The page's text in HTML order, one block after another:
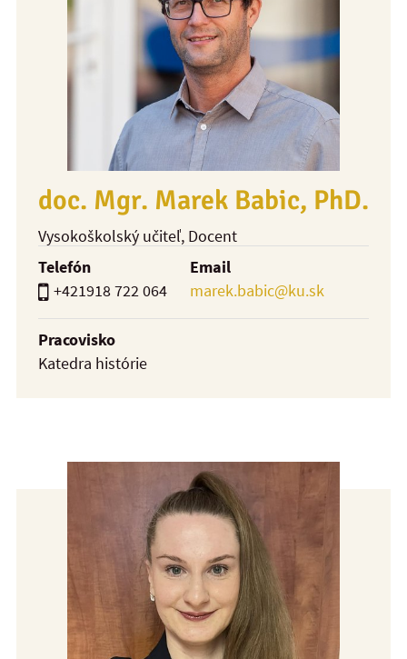
doc. Mgr. Marek Babic, PhD.
Vysokoškolský učiteľ, Docent
Telefón
+421918 722 064
Email
marek.babic@ku.sk
Pracovisko
Katedra histórie